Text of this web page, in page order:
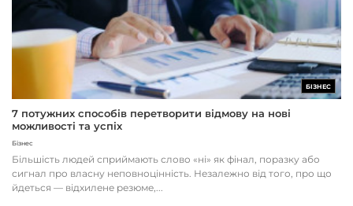
БІЗНЕС
7 потужних способів перетворити відмову на нові
можливості та успіх
Бізнес
Більшість людей сприймають слово «ні» як фінал, поразку або
сигнал про власну неповноцінність. Незалежно від того, про що
йдеться — відхилене резюме,...